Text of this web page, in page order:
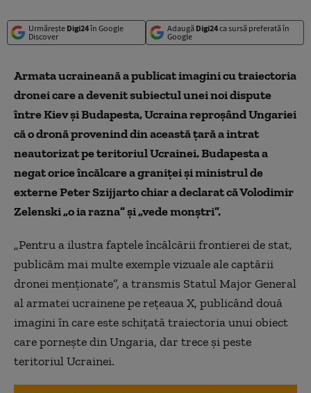
Urmărește Digi24în Google
Discover
Adaugă Digi24ca sursă preferată în
Google
Armata ucraineană a publicat imagini cu traiectoria
dronei care a devenit subiectul unei noi dispute
între Kiev și Budapesta, Ucraina reproșând Ungariei
că o dronă provenind din această țară a intrat
neautorizat pe teritoriul Ucrainei. Budapesta a
negat orice încălcare a graniței și ministrul de
externe Peter Szijjarto chiar a declarat că Volodimir
Zelenski „o ia razna” și „vede monștri”.
„Pentru a ilustra faptele încălcării frontierei de stat,
publicăm mai multe exemple vizuale ale captării
dronei menționate”, a transmis Statul Major General
al armatei ucrainene pe rețeaua X, publicând două
imagini în care este schițată traiectoria unui obiect
care pornește din Ungaria, dar trece și peste
teritoriul Ucrainei.